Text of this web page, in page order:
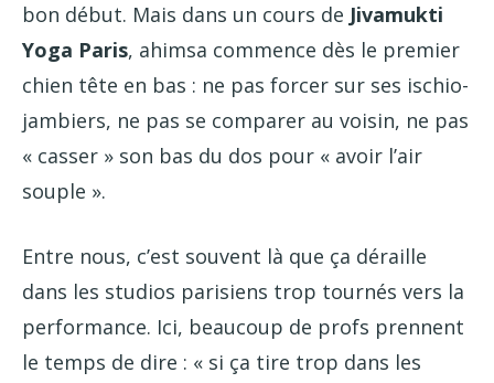
bon début. Mais dans un cours de Jivamukti
Yoga Paris, ahimsa commence dès le premier
chien tête en bas : ne pas forcer sur ses ischio-
jambiers, ne pas se comparer au voisin, ne pas
« casser » son bas du dos pour « avoir l’air
souple ».
Entre nous, c’est souvent là que ça déraille
dans les studios parisiens trop tournés vers la
performance. Ici, beaucoup de profs prennent
le temps de dire : « si ça tire trop dans les